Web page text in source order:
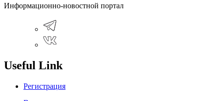
Информационно-новостной портал
Useful Link
Регистрация